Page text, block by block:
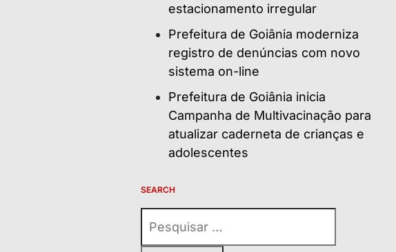
estacionamento irregular
Prefeitura de Goiânia moderniza
registro de denúncias com novo
sistema on-line
Prefeitura de Goiânia inicia
Campanha de Multivacinação para
atualizar caderneta de crianças e
adolescentes
SEARCH
por: